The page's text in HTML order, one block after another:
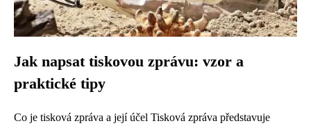
Jak napsat tiskovou zprávu: vzor a
praktické tipy
Co je tisková zpráva a její účel Tisková zpráva představuje